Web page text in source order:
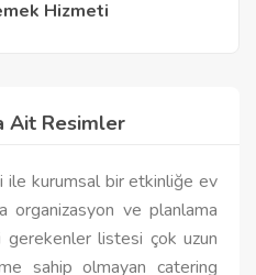
Hizmeti
Ait Resimler
kurumsal bir etkinliğe ev
organizasyon ve planlama
listesi çok uzun
sahip olmayan catering